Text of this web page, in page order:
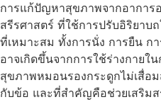
การแก้ปัญหาสุขภาพจากอาการ
สรีรศาสตร์ ที่ใช้การปรับอิริยาบ
ที่เหมาะสม ทั้งการนั่ง การยืน ก
อาจเกิดขึ้นจากการใช้ร่างกายใ
สุขภาพหมอนรองกระดูกไม่เสื่อ
กับข้อ และที่สำคัญคือช่วยเสริม